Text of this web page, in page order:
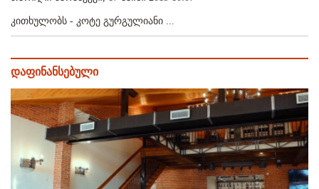
კითხულობს - კოტე გურგულიანი ...
დაფინანსებული